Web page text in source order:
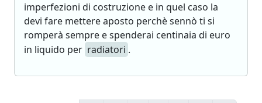
imperfezioni di costruzione e in quel caso la
devi fare mettere aposto perchè sennò ti si
romperà sempre e spenderai centinaia di euro
in liquido per radiatori .